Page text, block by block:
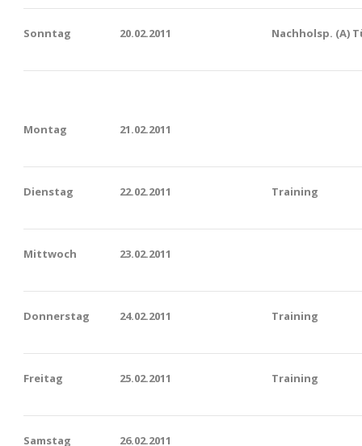
Sonntag 20.02.2011 Nachholsp. (A)
Montag 21.02.2011
Dienstag 22.02.2011 Training
Mittwoch 23.02.2011
Donnerstag 24.02.2011 Training
Freitag 25.02.2011 Training
Samstag 26.02.2011